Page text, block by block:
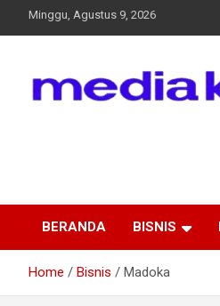
Minggu, Agustus 9, 2026
BERANDA BISNIS
Home Bisnis Madoka